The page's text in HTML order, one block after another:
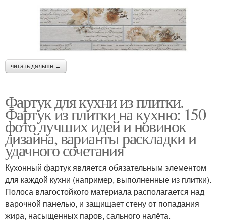
читать дальше →
Фартук для кухни из плитки.
Фартук из плитки на кухню: 150
фото лучших идей и новинок
дизайна, варианты раскладки и
удачного сочетания
Кухонный фартук является обязательным элементом
для каждой кухни (например, выполненные из плитки).
Полоса влагостойкого материала располагается над
варочной панелью, и защищает стену от попадания
жира, насыщенных паров, сального налёта.